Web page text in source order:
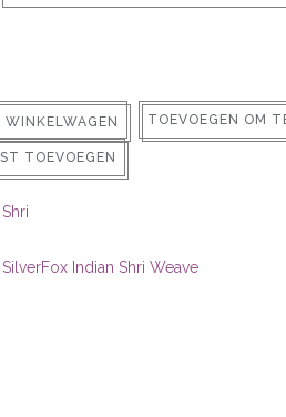
TOEVOEGEN OM
TOEVOEGEN
Shri
SilverFox Indian Shri Weave